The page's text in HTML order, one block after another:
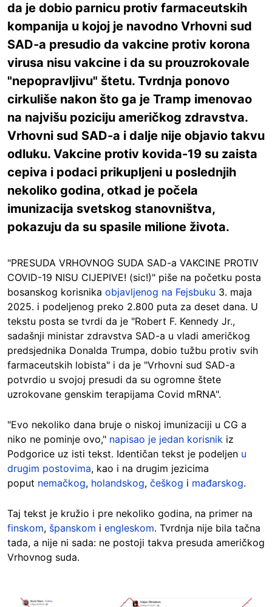
da je dobio parnicu protiv farmaceutskih
kompanija u kojoj je navodno Vrhovni sud
SAD-a presudio da vakcine protiv korona
virusa nisu vakcine i da su prouzrokovale
"nepopravljivu" štetu. Tvrdnja ponovo
cirkuliše nakon što ga je Tramp imenovao
na najvišu poziciju američkog zdravstva.
Vrhovni sud SAD-a i dalje nije objavio takvu
odluku. Vakcine protiv kovida-19 su zaista
cepiva i podaci prikupljeni u poslednjih
nekoliko godina, otkad je počela
imunizacija svetskog stanovništva,
pokazuju da su spasile milione života.
"PRESUDA VRHOVNOG SUDA SAD-a VAKCINE PROTIV
COVID-19 NISU CIJEPIVE! (sic!)" piše na početku posta
bosanskog korisnika objavljenog na Fejsbuku 3. maja
2025. i podeljenog preko 2.800 puta za deset dana. U
tekstu posta se tvrdi da je "Robert F. Kennedy Jr.,
sadašnji ministar zdravstva SAD-a u vladi američkog
predsjednika Donalda Trumpa, dobio tužbu protiv svih
farmaceutskih lobista" i da je "Vrhovni sud SAD-a
potvrdio u svojoj presudi da su ogromne štete
uzrokovane genskim terapijama Covid mRNA".
"Evo nekoliko dana bruje o niskoj imunizaciji u CG a
niko ne pominje ovo," napisao je jedan korisnik iz
Podgorice uz isti tekst. Identičan tekst je podeljen u
drugim postovima, kao i na drugim jezicima
poput nemačkog, holandskog, češkog i mađarskog.
Taj tekst je kružio i pre nekoliko godina, na primer na
finskom, španskom i engleskom. Tvrdnja nije bila tačna
tada, a nije ni sada: ne postoji takva presuda američkog
Vrhovnog suda.
Image